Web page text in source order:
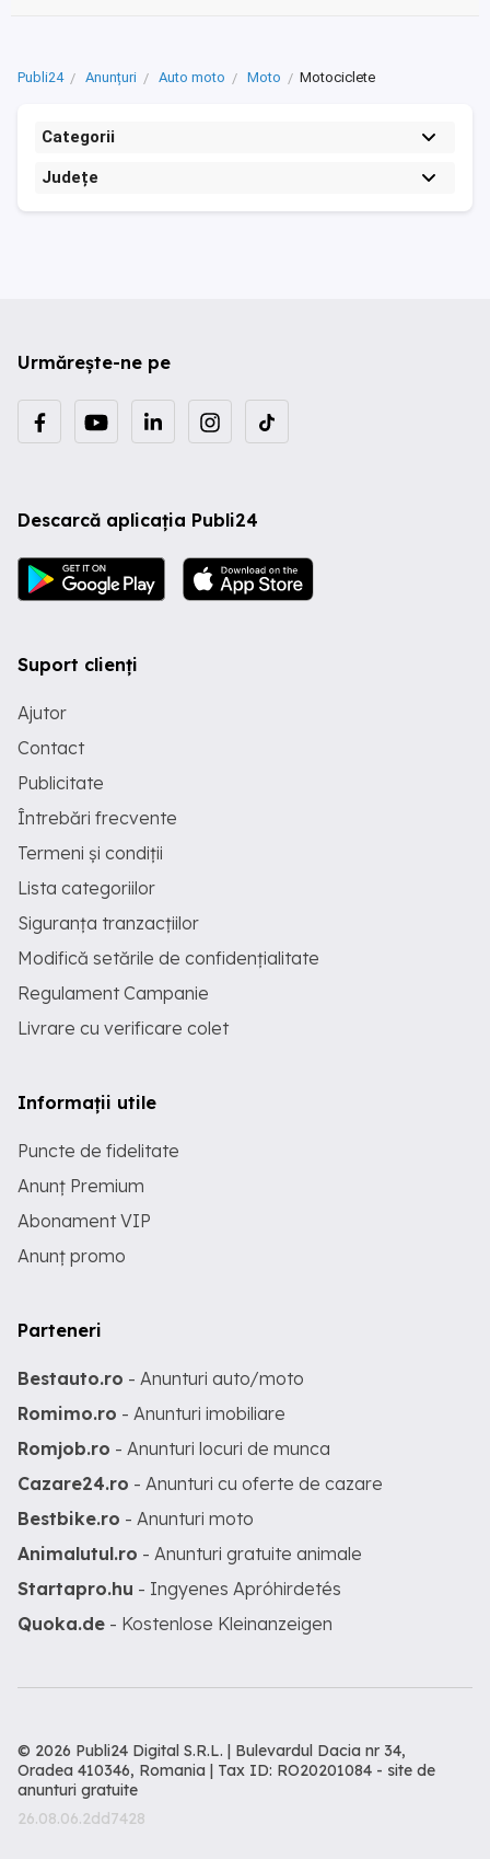
Publi24 Anunțuri Auto moto Moto Motociclete
Categorii
Județe
Urmărește-ne pe
Descarcă aplicația Publi24
Suport clienți
Ajutor
Contact
Publicitate
Întrebări frecvente
Termeni și condiții
Lista categoriilor
Siguranța tranzacțiilor
Modifică setările de confidențialitate
Regulament Campanie
Livrare cu verificare colet
Informații utile
Puncte de fidelitate
Anunț Premium
Abonament VIP
Anunț promo
Parteneri
Bestauto.ro - Anunturi auto/moto
Romimo.ro - Anunturi imobiliare
Romjob.ro - Anunturi locuri de munca
Cazare24.ro - Anunturi cu oferte de cazare
Bestbike.ro - Anunturi moto
Animalutul.ro - Anunturi gratuite animale
Startapro.hu - Ingyenes Apróhirdetés
Quoka.de - Kostenlose Kleinanzeigen
© 2026 Publi24 Digital S.R.L. | Bulevardul Dacia nr 34,
Oradea 410346, Romania | Tax ID: RO20201084 - site de
anunturi gratuite
26.08.06.2dd7428